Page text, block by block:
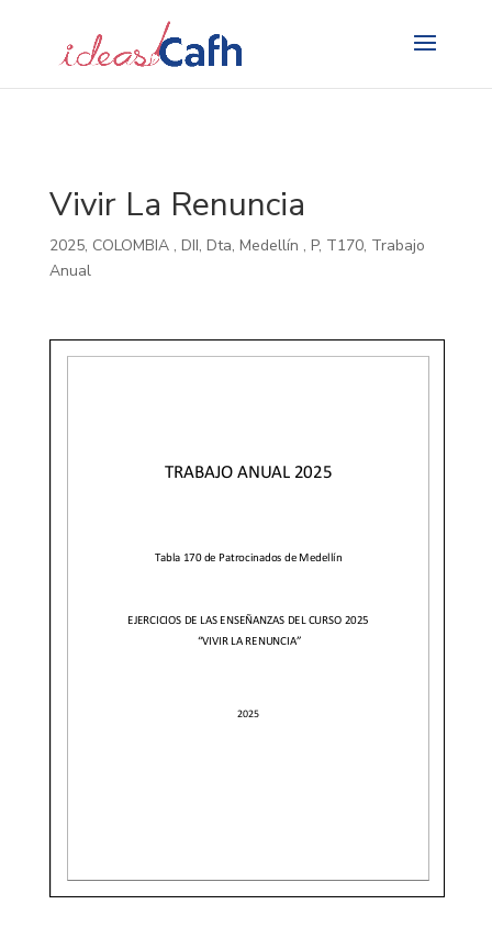
Vivir La Renuncia
2025, COLOMBIA , DII, Dta, Medellín , P, T170, Trabajo
Anual